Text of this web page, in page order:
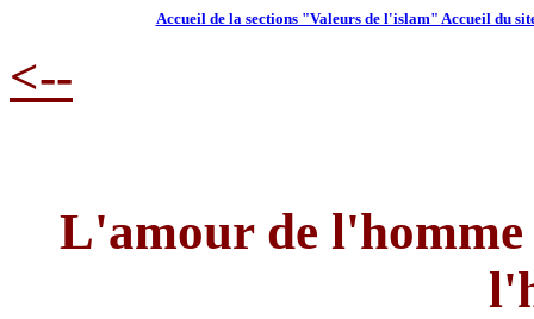
Accueil de la sections "Valeurs de l'islam" Accueil du
<--
L'amour de